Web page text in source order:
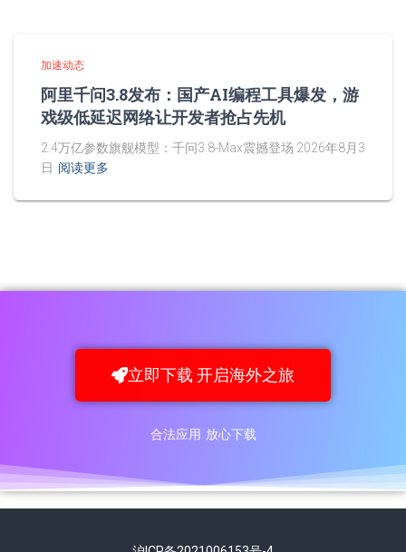
加速动态
阿里千问3.8发布：国产AI编程工具爆发，游
戏级低延迟网络让开发者抢占先机
2.4万亿参数旗舰模型：千问3.8-Max震撼登场 2026年8月3
日 阅读更多
立即下载 开启海外之旅
合法应用 放心下载